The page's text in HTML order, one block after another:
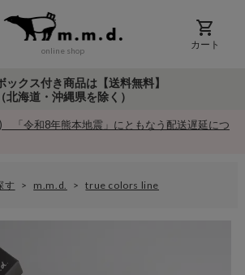
online shop カート
ックス付き商品は【送料無料】
（北海道・沖縄県を除く）
「令和8年熊本地震」にともなう配送遅延につ
す m.m.d. true colors line